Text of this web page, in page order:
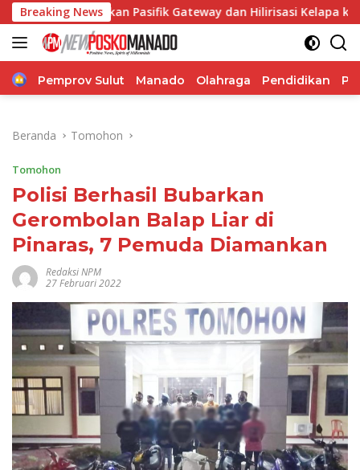
Langsung
ke
konten
Breaking News
Pasifik Gateway dan Hilirisasi Kelapa ke Investor
Home
Pemprov Sulut Manado Olahraga Pendidikan
Beranda Tomohon
Tomohon
Polisi Berhasil Bubarkan
Gerombolan Balap Liar di
Pinaras, 7 Pemuda Diamankan
Redaksi NPM
27 Februari 2022